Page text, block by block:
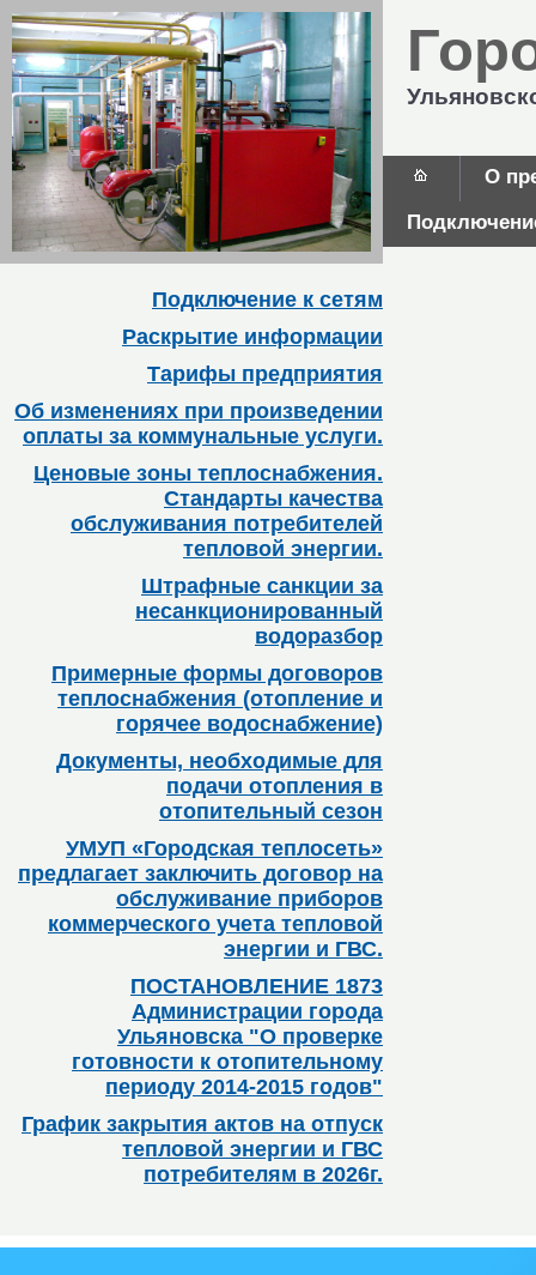
О
Подключение к сетям
Раскрытие информации
Тарифы предприятия
Об изменениях при произведении
оплаты за коммунальные услуги.
Ценовые зоны теплоснабжения.
Стандарты качества
обслуживания потребителей
тепловой энергии.
Штрафные санкции за
несанкционированный
водоразбор
Примерные формы договоров
теплоснабжения (отопление и
горячее водоснабжение)
Документы, необходимые для
подачи отопления в
отопительный сезон
УМУП «Городская теплосеть»
предлагает заключить договор на
обслуживание приборов
коммерческого учета тепловой
энергии и ГВС.
ПОСТАНОВЛЕНИЕ 1873
Администрации города
Ульяновска "О проверке
готовности к отопительному
периоду 2014-2015 годов"
График закрытия актов на отпуск
тепловой энергии и ГВС
потребителям в 2026г.